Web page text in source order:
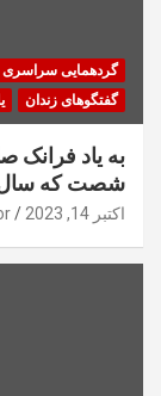
گردهمایی سراسری
گفتگوهای زندان
به یاد فرانک
شصت که سال
اکتبر 14, 2023